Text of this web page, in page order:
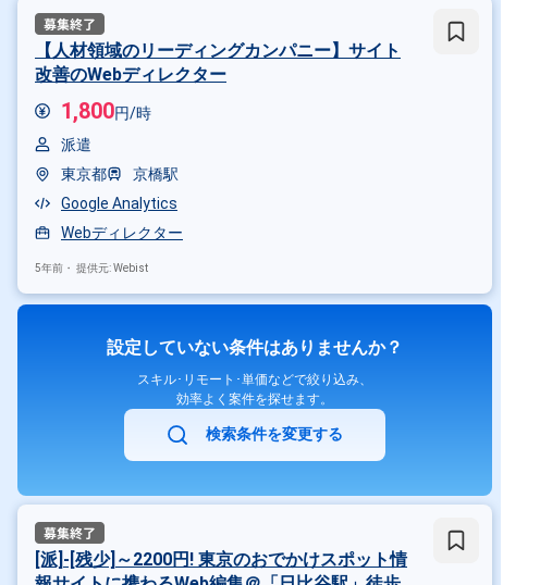
【人材領域のリーディングカンパニー】サイト
改善のWebディレクター
1,800円/時
派遣
東京都
京橋駅
Google Analytics
Webディレクター
5年前・ 提供元: Webist
設定していない条件はありませんか？
スキル･リモート･単価などで絞り込み、
効率よく案件を探せます。
検索条件を変更する
[派]-[残少]～2200円! 東京のおでかけスポット情